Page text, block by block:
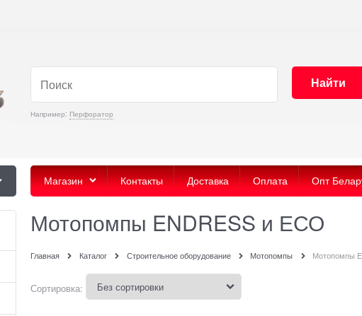
Например: Перфоратор
Найти
Магазин Контакты Доставка Оплата Опт
Мотопомпы ENDRESS и ЕСО
Главная Каталог Строительное оборудование Мотопомпы Мотопомпы
Сортировка: